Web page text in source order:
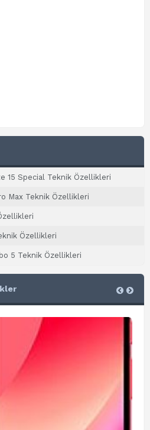
15 Special Teknik Özellikleri
Max Teknik Özellikleri
Özellikleri
5 Teknik Özellikleri